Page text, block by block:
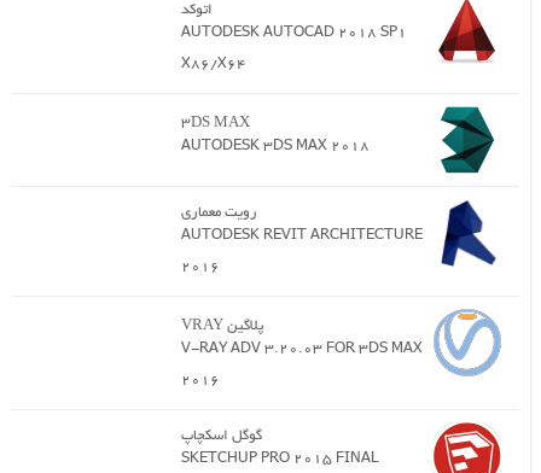
اتوکد
AUTODESK AUTOCAD 2018 SP1
X86/X64
3DS MAX
AUTODESK 3DS MAX 2018
رویت معماری
AUTODESK REVIT ARCHITECTURE
2016
پلاگین VRAY
V-RAY ADV 3.20.03 FOR 3DS MAX
2016
گوگل اسکچاپ
SKETCHUP PRO 2015 FINAL